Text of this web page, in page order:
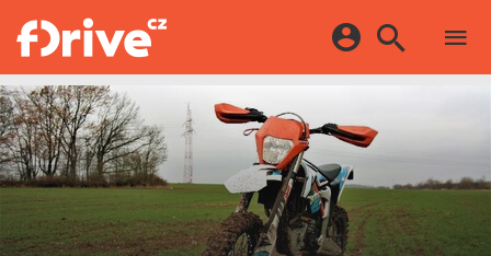
TESTY
KATALOG
MAPA STANIC
VIDEA
DALŠÍ
ELEKTROMOBILY
HYBRIDY
E-MOTORSPORT
OSTATNÍ
Přihlášení a registrace pomocí:
Facebook Google
Twitter Apple Microsoft